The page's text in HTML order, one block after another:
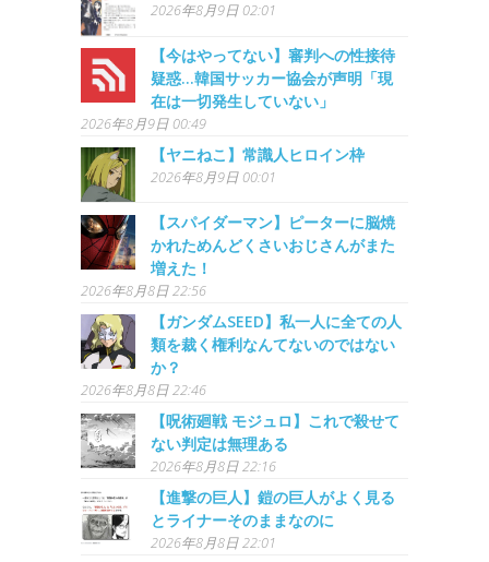
2026年8月9日 02:01
【今はやってない】審判への性接待
疑惑…韓国サッカー協会が声明「現
在は一切発生していない」
2026年8月9日 00:49
【ヤニねこ】常識人ヒロイン枠
2026年8月9日 00:01
【スパイダーマン】ピーターに脳焼
かれためんどくさいおじさんがまた
増えた！
2026年8月8日 22:56
【ガンダムSEED】私一人に全ての人
類を裁く権利なんてないのではない
か？
2026年8月8日 22:46
【呪術廻戦 モジュロ】これで殺せて
ない判定は無理ある
2026年8月8日 22:16
【進撃の巨人】鎧の巨人がよく見る
とライナーそのままなのに
2026年8月8日 22:01